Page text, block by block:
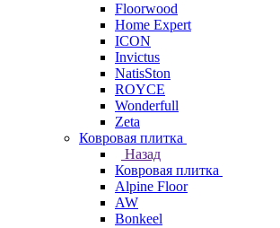
Floorwood
Home Expert
ICON
Invictus
NatisSton
ROYCE
Wonderfull
Zeta
Ковровая плитка
Назад
Ковровая плитка
Alpine Floor
AW
Bonkeel